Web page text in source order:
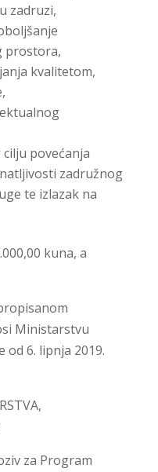
zadruzi,
prostora,
kvalitetom,
povećanja
zadružnog
te izlazak na
kuna, a
Ministarstvu
6. lipnja 2019.
za Program